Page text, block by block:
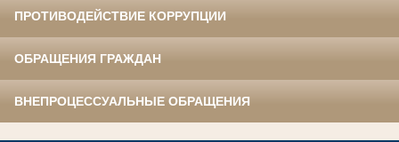
ПРОТИВОДЕЙСТВИЕ КОРРУПЦИИ
ОБРАЩЕНИЯ ГРАЖДАН
ВНЕПРОЦЕССУАЛЬНЫЕ ОБРАЩЕНИЯ